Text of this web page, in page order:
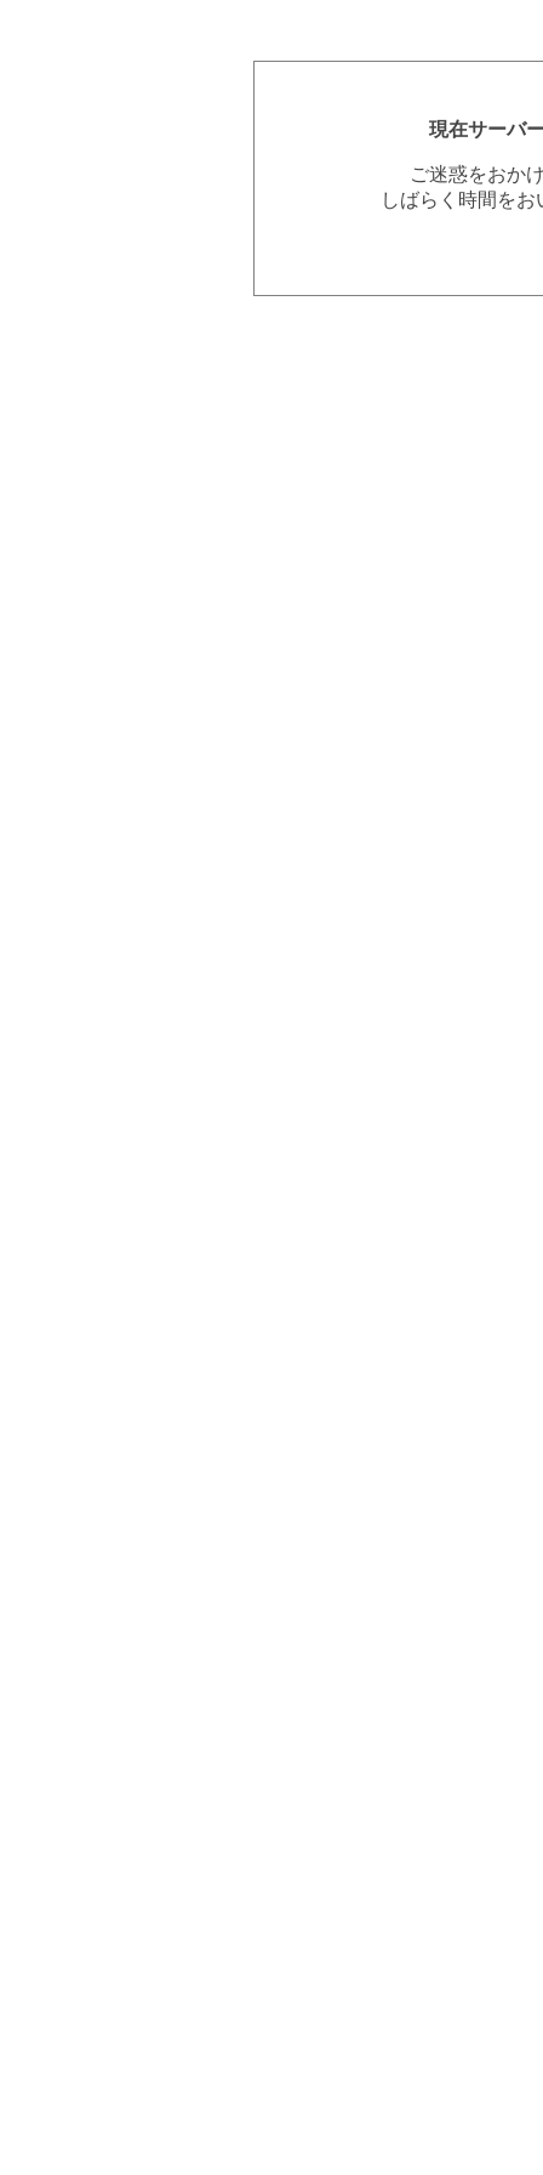
現在サーバ
ご迷惑をおか
しばらく時間を